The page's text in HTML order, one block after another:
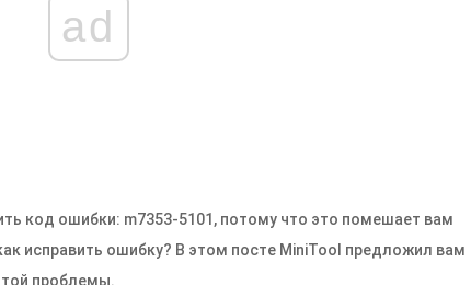
ad
код ошибки: m7353-5101, потому что это помешает вам
исправить ошибку? В этом посте MiniTool предложил вам
проблемы.